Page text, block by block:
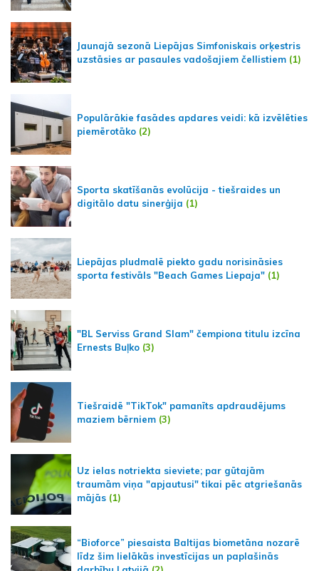
Jaunajā sezonā Liepājas Simfoniskais orķestris
uzstāsies ar pasaules vadošajiem čellistiem (1)
Populārākie fasādes apdares veidi: kā izvēlēties
piemērotāko (2)
Sporta skatīšanās evolūcija - tiešraides un
digitālo datu sinerģija (1)
Liepājas pludmalē piekto gadu norisināsies
sporta festivāls "Beach Games Liepaja" (1)
"BL Serviss Grand Slam" čempiona titulu izcīna
Ernests Buļko (3)
Tiešraidē "TikTok" pamanīts apdraudējums
maziem bērniem (3)
Uz ielas notriekta sieviete; par gūtajām
traumām viņa "apjautusi" tikai pēc atgriešanās
mājās (1)
“Bioforce” piesaista Baltijas biometāna nozarē
līdz šim lielākās investīcijas un paplašinās